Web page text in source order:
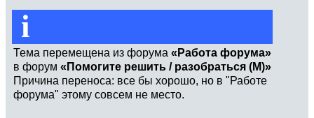
i
Тема перемещена из форума «Работа форума»
в форум «Помогите решить / разобраться (М)»
Причина переноса: все бы хорошо, но в "Работе
форума" этому совсем не место.